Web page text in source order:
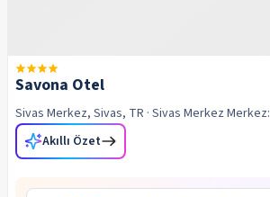
Savona Otel
Sivas Merkez, Sivas, TR · Sivas Merkez Merkez:
Akıllı Özet